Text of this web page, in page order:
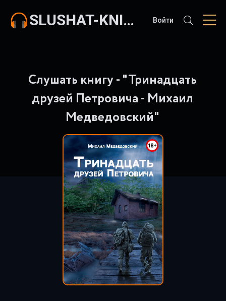
SLUSHAT-KNIGI.COM Войти
Слушать книгу - "Тринадцать
друзей Петровича - Михаил
Медведовский"